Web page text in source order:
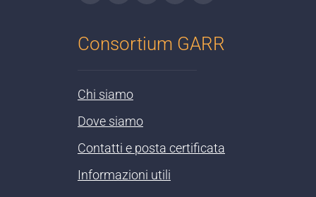
Consortium GARR
Chi siamo
Dove siamo
Contatti e posta certificata
Informazioni utili